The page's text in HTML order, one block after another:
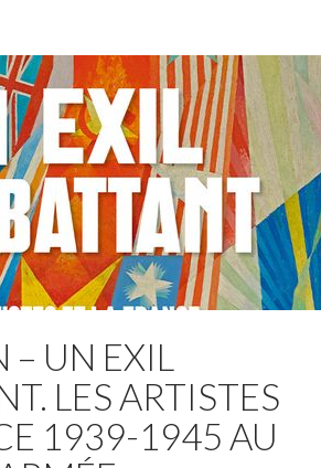
– UN EXIL
LES ARTISTES
1939-1945 AU